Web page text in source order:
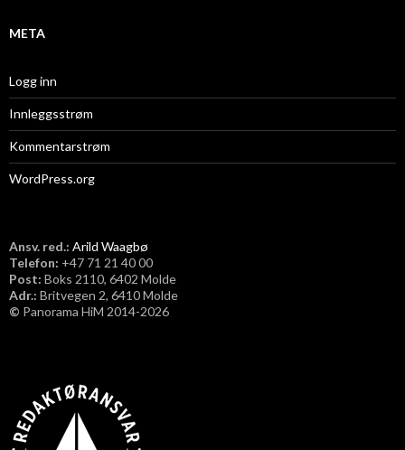
META
Logg inn
Innleggsstrøm
Kommentarstrøm
WordPress.org
Ansv. red.: Arild Waagbø
Telefon: ​+47 71 21 40 00
Post: Boks 2110, 6402 Molde
Adr.: Britvegen 2, 6410 Molde
© Panorama HiM 2014-2026